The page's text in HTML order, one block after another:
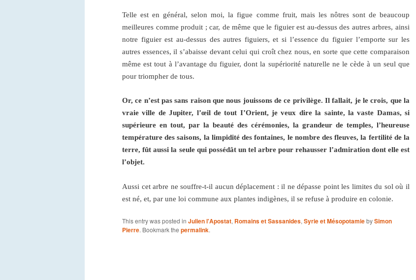
Telle est en général, selon moi, la figue comme fruit, mais les nôtres sont de beaucoup
meilleures comme produit ; car, de même que le figuier est au-dessus des autres arbres, ainsi
notre figuier est au-dessus des autres figuiers, et si l’essence du figuier l’emporte sur les
autres essences, il s’abaisse devant celui qui croît chez nous, en sorte que cette comparaison
même est tout à l’avantage du figuier, dont la supériorité naturelle ne le cède à un seul que
pour triompher de tous.
Or, ce n’est pas sans raison que nous jouissons de ce privilège. Il fallait, je le crois, que la
vraie ville de Jupiter, l’œil de tout I’Orient, je veux dire la sainte, la vaste Damas, si
supérieure en tout, par la beauté des cérémonies, la grandeur de temples, l’heureuse
température des saisons, la limpidité des fontaines, le nombre des fleuves, la fertilité de la
terre, fût aussi la seule qui possédât un tel arbre pour rehausser l’admiration dont elle est
l’objet.
Aussi cet arbre ne souffre-t-il aucun déplacement : il ne dépasse point les limites du sol où il
est né, et, par une loi commune aux plantes indigènes, il se refuse à produire en colonie.
This entry was posted in Julien l'Apostat, Romains et Sassanides, Syrie et MésopotamiebySimon
Pierre. Bookmark the permalink.